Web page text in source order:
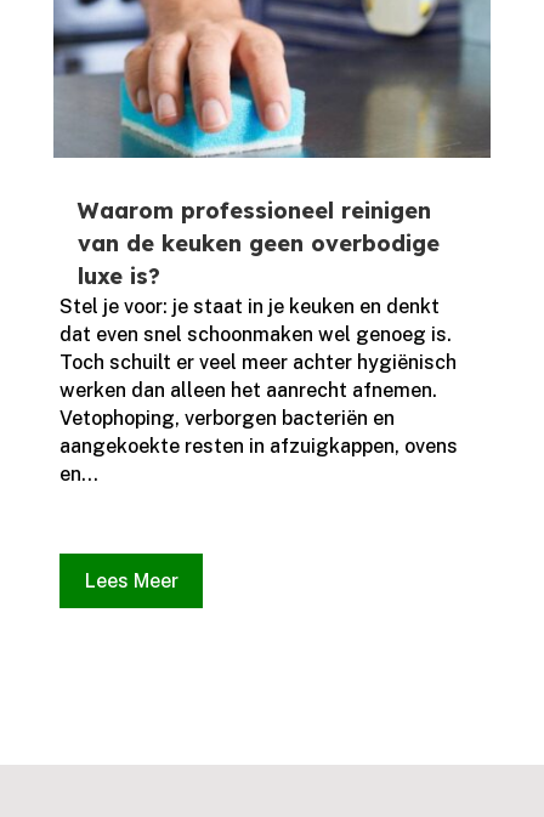
Waarom professioneel reinigen
van de keuken geen overbodige
luxe is?
Stel je voor: je staat in je keuken en denkt
dat even snel schoonmaken wel genoeg is.​
Toch schuilt er veel meer achter hygiënisch
werken dan alleen het aanrecht afnemen.​
Vetophoping, verborgen bacteriën en
aangekoekte resten in afzuigkappen, ovens
en...
Lees Meer